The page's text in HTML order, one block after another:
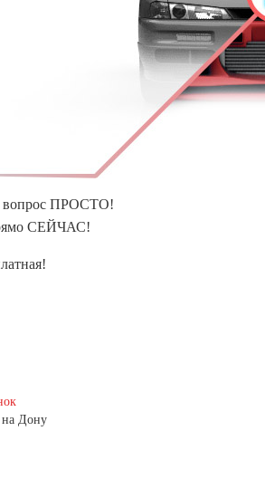
вопрос ПРОСТО!
СЕЙЧАС!